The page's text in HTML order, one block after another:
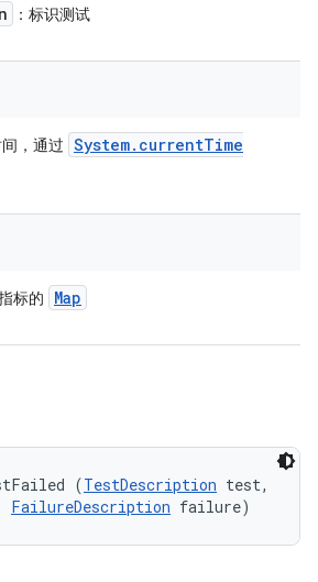
：标识测试
，通过 System. currentTime
标的 Map
(TestDescription test,
FailureDescription failure)